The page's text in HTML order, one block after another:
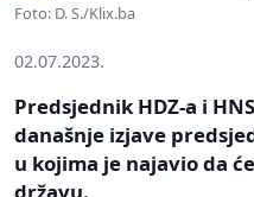
Foto: D. S./Klix.ba
02.07.2023.
Predsjednik HDZ-a i
današnje izjave
u kojima je najavio da
državu.